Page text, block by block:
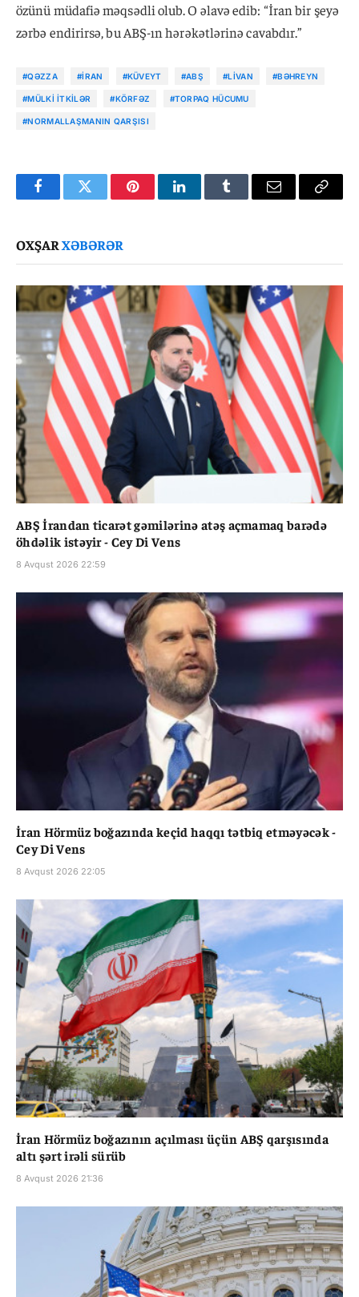
özünü müdafiə məqsədli olub. O əlavə edib: “İran bir şeyə
zərbə endirirsə, bu ABŞ-ın hərəkətlərinə cavabdır.”
#QƏZZA #İRAN #KÜVEYT #ABŞ #LIVAN #BƏHREYN
#MÜLKI ITKILƏR #KÖRFƏZ #TORPAQ HÜCUMU
#NORMALLAŞMANIN QARŞISI
FacebookTwitter PinterestLinkedInTumblr Email
Copy
OXŞARXƏBƏRƏR
ABŞ İrandan ticarət gəmilərinə atəş açmamaq barədə
öhdəlik istəyir - Cey Di Vens
8 Avqust 2026 22:59
İran Hörmüz boğazında keçid haqqı tətbiq etməyəcək -
Cey Di Vens
8 Avqust 2026 22:05
İran Hörmüz boğazının açılması üçün ABŞ qarşısında
altı şərt irəli sürüb
8 Avqust 2026 21:36